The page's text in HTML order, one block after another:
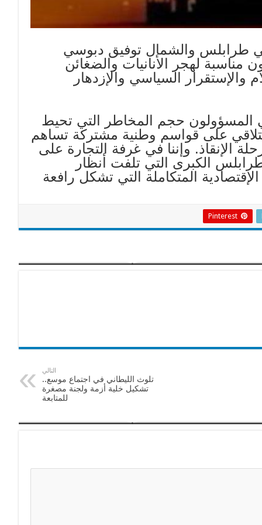
في طرابلس والشمال توفيق دبوسي
مناسبة لهجر الأنانيات والضغائن
والإستقرار السياسي والإزدهار
المسؤولون حجم المخاطر التي تحيط
للتلاقي على قواسم وطنية مشتركة تساهم
الإنقاذ. وإننا في غرفة التجارة على
الكبرى التي تلفت أنظار
المتكاملة التي تشكل رافعة
Pinterest
التالي
تلوث الليطاني في اجتماع موسع..
تشكيل خلية أزمة ولجنة مصغرة
للمتابعة